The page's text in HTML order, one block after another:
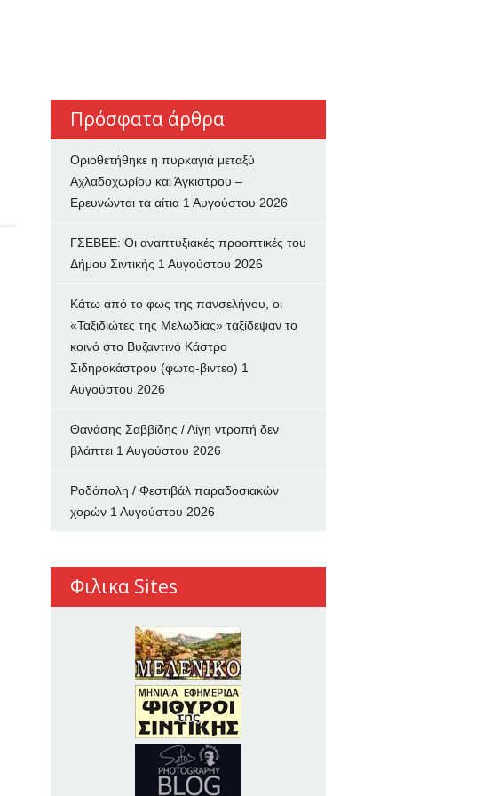
Πρόσφατα άρθρα
Οριοθετήθηκε η πυρκαγιά μεταξύ
Αχλαδοχωρίου και Άγκιστρου –
Ερευνώνται τα αίτια 1 Αυγούστου 2026
ΓΣΕΒΕΕ: Οι αναπτυξιακές προοπτικές του
Δήμου Σιντικής 1 Αυγούστου 2026
Κάτω από το φως της πανσελήνου, οι
«Ταξιδιώτες της Μελωδίας» ταξίδεψαν το
κοινό στο Βυζαντινό Κάστρο
Σιδηροκάστρου (φωτο-βιντεο) 1
Αυγούστου 2026
Θανάσης Σαββίδης / Λίγη ντροπή δεν
βλάπτει 1 Αυγούστου 2026
Ροδόπολη / Φεστιβάλ παραδοσιακών
χορών 1 Αυγούστου 2026
Φιλικα Sites